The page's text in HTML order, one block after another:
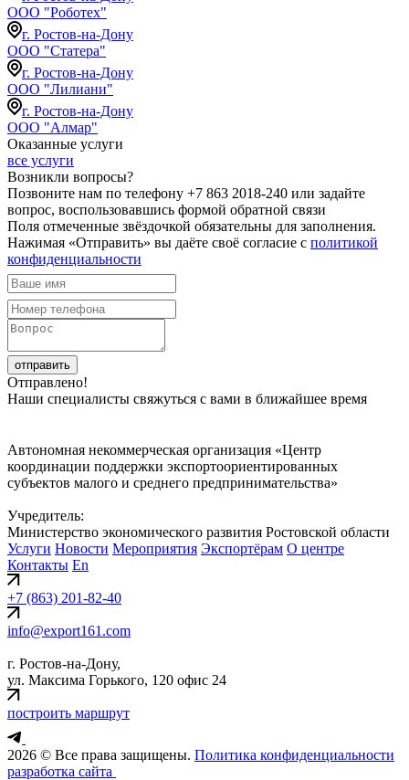
ООО "Роботех"
г. Ростов-на-Дону
ООО "Статера"
г. Ростов-на-Дону
ООО "Лилиани"
г. Ростов-на-Дону
ООО "Алмар"
Оказанные услуги
все услуги
Возникли вопросы?
Позвоните нам по телефону +7 863 2018-240 или задайте
вопрос, воспользовавшись формой обратной связи
Поля отмеченные звёздочкой обязательны для заполнения.
Нажимая «Отправить» вы даёте своё согласие с политикой
конфиденциальности
отправить
Отправлено!
Наши специалисты свяжуться с вами в ближайшее время
Автономная некоммерческая организация «Центр
координации поддержки экспортоориентированных
субъектов малого и среднего предпринимательства»
Учредитель:
Министерство экономического развития Ростовской области
Услуги Новости Мероприятия Экспортёрам О центре
Контакты En
+7 (863) 201-82-40
info@export161.com
г. Ростов-на-Дону,
ул. Максима Горького, 120 офис 24
построить маршрут
2026 © Все права защищены. Политика конфиденциальности
разработка сайта